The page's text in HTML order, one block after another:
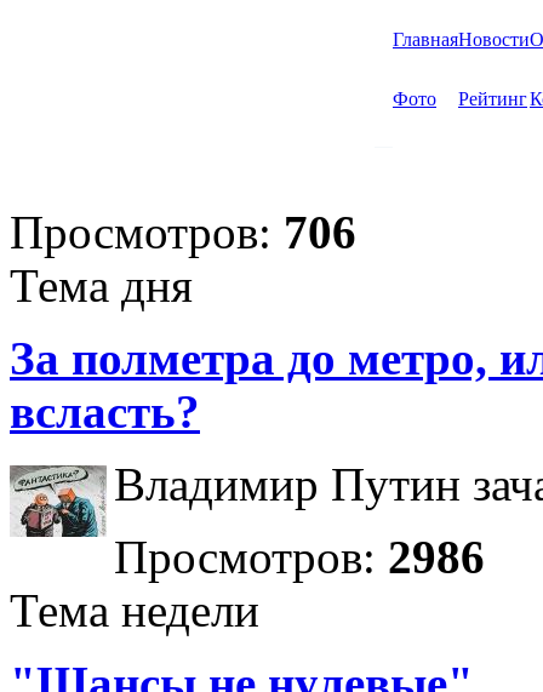
ГлавнаяНовости
Фото Рейтинг
Просмотров: 706
Тема дня
За полметра до метро,
всласть?
Владимир Путин
Просмотров: 2986
Тема недели